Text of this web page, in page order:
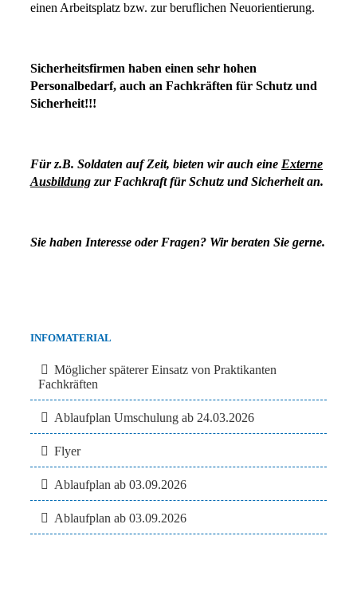
einen Arbeitsplatz bzw. zur beruflichen Neuorientierung.
Sicherheitsfirmen haben einen sehr hohen
Personalbedarf, auch an Fachkräften für Schutz und
Sicherheit!!!
Für z.B. Soldaten auf Zeit, bieten wir auch eine Externe
Ausbildung zur Fachkraft für Schutz und Sicherheit an.
Sie haben Interesse oder Fragen? Wir beraten Sie gerne.
INFOMATERIAL
Möglicher späterer Einsatz von Praktikanten
Fachkräften
Ablaufplan Umschulung ab 24.03.2026
Flyer
Ablaufplan ab 03.09.2026
Ablaufplan ab 03.09.2026